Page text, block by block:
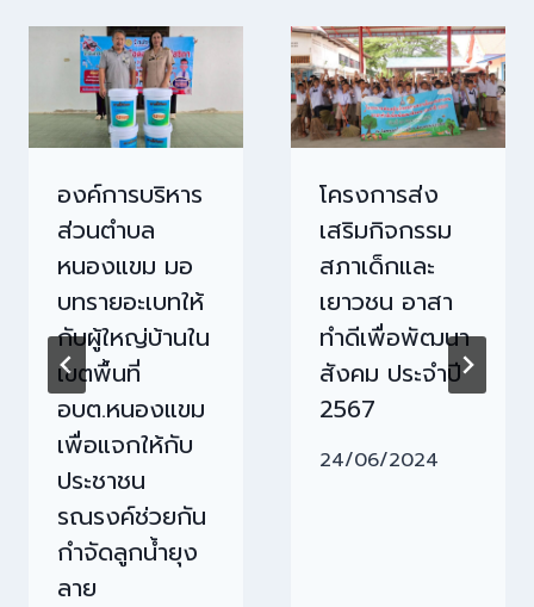
องค์การบริหาร
ส่วนตำบล
หนองแขม มอ
บทรายอะเบทให้
กับผู้ใหญ่บ้านใน
เขตพื้นที่
อบต.หนองแขม
เพื่อแจกให้กับ
ประชาชน
รณรงค์ช่วยกัน
กำจัดลูกน้ำยุง
ลาย
โครงการส่ง
เสริมกิจกรรม
สภาเด็กและ
เยาวชน อาสา
ทำดีเพื่อพัฒนา
สังคม ประจำปี
2567
24/06/2024